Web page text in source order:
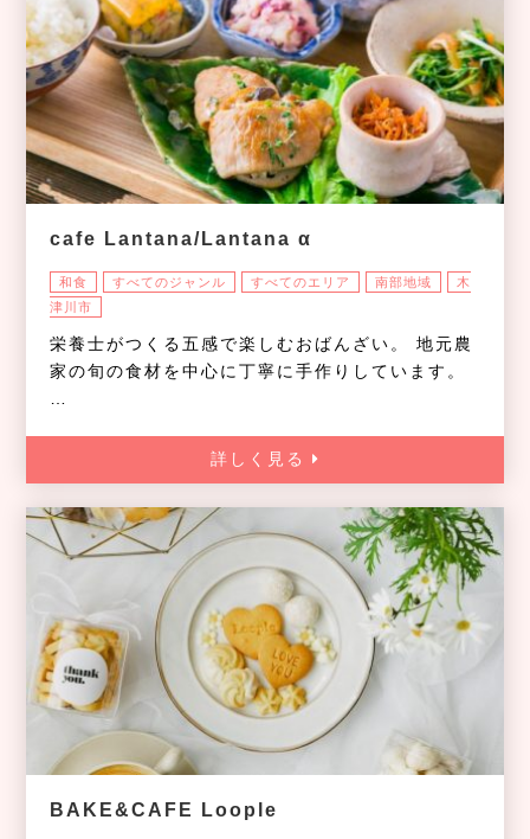
cafe Lantana/Lantana α
和食 すべてのジャンル すべてのエリア 南部地域
木
津川市
栄養士がつくる五感で楽しむおばんざい。 地元農
家の旬の食材を中心に丁寧に手作りしています。
詳しく見る
BAKE&CAFE Loople